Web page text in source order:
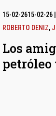
15-02-2615-02-26
ROBERTO DENIZ,
Los
petróleo